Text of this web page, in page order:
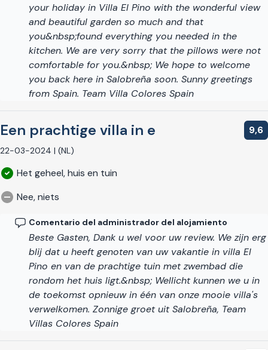
your holiday in Villa El Pino with the wonderful view
and beautiful garden so much and that
you&nbsp;found everything you needed in the
kitchen. We are very sorry that the pillows were not
comfortable for you.&nbsp; We hope to welcome
you back here in Salobreña soon. Sunny greetings
from Spain. Team Villa Colores Spain
Een prachtige villa in e
22-03-2024 | (NL)
9,6
Het geheel, huis en tuin
Nee, niets
Comentario del administrador del alojamiento
Beste Gasten, Dank u wel voor uw review. We zijn erg
blij dat u heeft genoten van uw vakantie in villa El
Pino en van de prachtige tuin met zwembad die
rondom het huis ligt.&nbsp; Wellicht kunnen we u in
de toekomst opnieuw in één van onze mooie villa's
verwelkomen. Zonnige groet uit Salobreña, Team
Villas Colores Spain